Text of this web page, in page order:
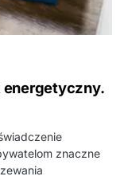
energetyczny.
znaczne